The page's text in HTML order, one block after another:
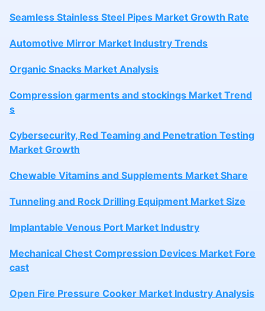
Seamless Stainless Steel Pipes Market Growth Rate
Automotive Mirror Market Industry Trends
Organic Snacks Market Analysis
Compression garments and stockings Market Trend
s
Cybersecurity, Red Teaming and Penetration Testing
Market Growth
Chewable Vitamins and Supplements Market Share
Tunneling and Rock Drilling Equipment Market Size
Implantable Venous Port Market Industry
Mechanical Chest Compression Devices Market Fore
cast
Open Fire Pressure Cooker Market Industry Analysis